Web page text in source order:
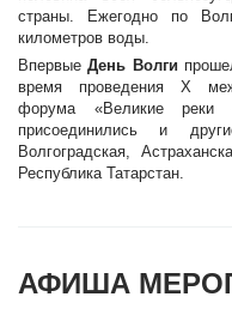
страны. Ежегодно по
километров воды.
ВпервыеДень Волги
время проведения Х
форума «Великие реки
присоединились и
Волгоградская,
Республика Татарстан.
АФИША